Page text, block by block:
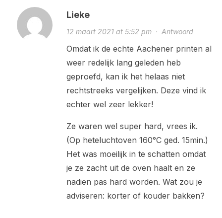
Lieke
12 maart 2021 at 5:52 pm· Antwoord
Omdat ik de echte Aachener printen al
weer redelijk lang geleden heb
geproefd, kan ik het helaas niet
rechtstreeks vergelijken. Deze vind ik
echter wel zeer lekker!
Ze waren wel super hard, vrees ik.
(Op heteluchtoven 160°C ged. 15min.)
Het was moeilijk in te schatten omdat
je ze zacht uit de oven haalt en ze
nadien pas hard worden. Wat zou je
adviseren: korter of kouder bakken?